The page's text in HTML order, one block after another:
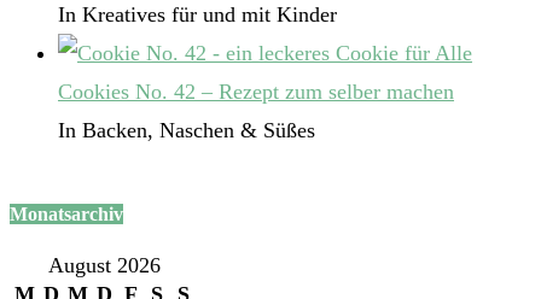
In Kreatives für und mit Kinder
Cookies No. 42 – Rezept zum selber machen
In Backen, Naschen & Süßes
Monatsarchiv
August 2026
M D M D F S
S